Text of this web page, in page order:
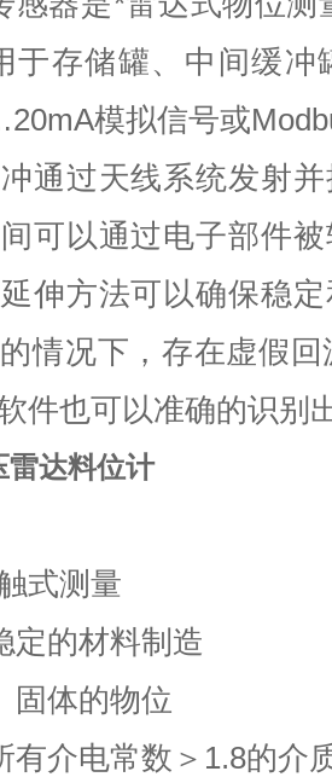
于存储罐、中间缓冲
模拟信号或
通过天线系统发射
可以通过电子部件
伸方法可以确保稳
情况下，存在虚假
件也可以准确的识别
达料位计
式测量
定的材料制造
固体的物位
有介电常数＞ 1.8的介